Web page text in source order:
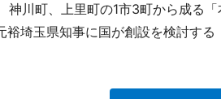
神川町、上里町の1市3町から成る
裕埼玉県知事に国が創設を検討す